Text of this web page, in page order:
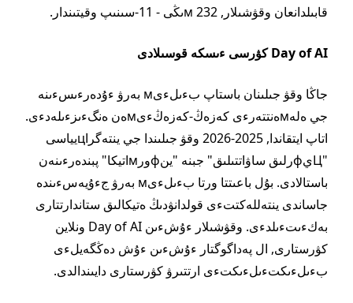
قابىلدانعان وقۋشىلار, 232 мىڭى - 11-سىنىپ وقيتىندار.
Day of AI كۋرسى ءىسكە قوسىلادى
جاڭا وقۋ جىلىنان باستاپ بءىلءىм بەرۋ ءۇدەرءىسءىنە
جي ەلەмەنتتەرءى كەزەڭ-كەزەڭءىмەن ەنگءىزءىلەدءى.
اتاپ ايتقاندا, 2025-2026 وقۋ جىلىندا جي ينتەگراцيياسى
"Цيфرلىق ساۋاتتىلىق" جبنە "ينфورмاتيكا" پبندەرءىنەن
باستالادى. بۇل باعىتتا ورتا بءىلءىм بەرۋ جءۇيەسءىندە
جاساندى ينتەللەكتتءى قولدانۋدىڭ ەتيكالىق ستاندارتتارى
بەكءىتءىلدءى. وقۋشىلار ءۇشءىن Day of AI ونلاين
كۋرستارى, ال پەداگوگتار ءۇشءىن ءۇش دەڭگەيلءى
بءىلءىكتءىلءىكتءى ارتتىرۋ كۋرستارى دايىندالدى.